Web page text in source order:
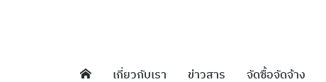
เกี่ยวกับเรา ข่าวสาร จัดซื้อจัดจ้าง